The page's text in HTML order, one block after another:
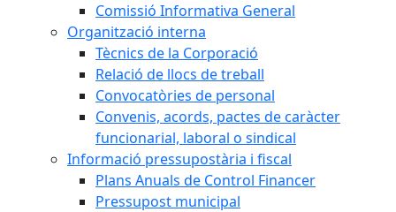
Comissió Informativa General
Organització interna
Tècnics de la Corporació
Relació de llocs de treball
Convocatòries de personal
Convenis, acords, pactes de caràcter
funcionarial, laboral o sindical
Informació pressupostària i fiscal
Plans Anuals de Control Financer
Pressupost municipal